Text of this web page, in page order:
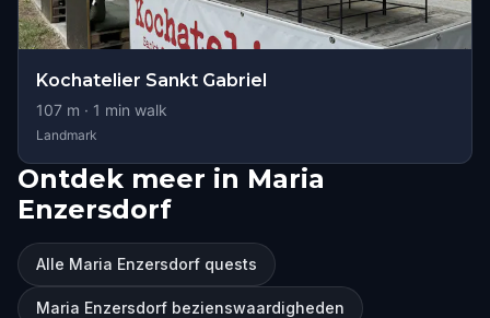
Kochatelier Sankt Gabriel
107 m · 1 min walk
Landmark
Ontdek meer in Maria
Enzersdorf
Alle Maria Enzersdorf quests
Maria Enzersdorf bezienswaardigheden